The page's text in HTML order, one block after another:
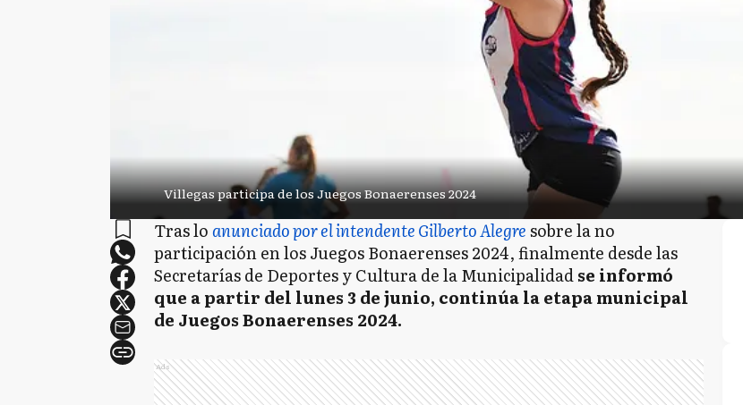
Villegas participa de los Juegos Bonaerenses 2024
Tras loanunciado por el intendente Gilberto Alegresobre la no
participación en los Juegos Bonaerenses 2024, finalmente desde las
Secretarías de Deportes y Cultura de la Municipalidadse informó
que a partir del lunes 3 de junio, continúa la etapa municipal
de Juegos Bonaerenses 2024.
Ads